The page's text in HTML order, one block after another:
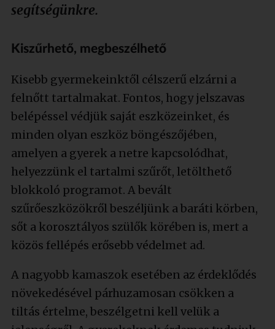
segítségünkre.
Kiszűrhető, megbeszélhető
Kisebb gyermekeinktől célszerű elzárni a
felnőtt tartalmakat. Fontos, hogy jelszavas
belépéssel védjük saját eszközeinket, és
minden olyan eszköz böngészőjében,
amelyen a gyerek a netre kapcsolódhat,
helyezzünk el tartalmi szűrőt, letölthető
blokkoló programot. A bevált
szűrőeszközökről beszéljünk a baráti körben,
sőt a korosztályos szülők körében is, mert a
közös fellépés erősebb védelmet ad.
A nagyobb kamaszok esetében az érdeklődés
növekedésével párhuzamosan csökken a
tiltás értelme, beszélgetni kell velük a